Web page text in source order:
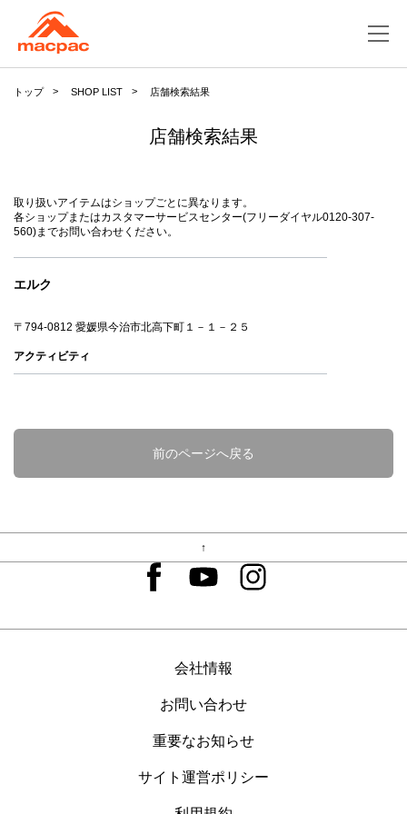
トップ SHOP LIST 店舗検索結果
店舗検索結果
取り扱いアイテムはショップごとに異なります。
各ショップまたはカスタマーサービスセンター(フリーダイヤル0120-307-
560)までお問い合わせください。
エルク
〒794-0812 愛媛県今治市北高下町１－１－２５
アクティビティ
前のページへ戻る
↑
会社情報
お問い合わせ
重要なお知らせ
サイト運営ポリシー